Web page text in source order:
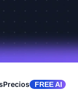
Precios FREE AI